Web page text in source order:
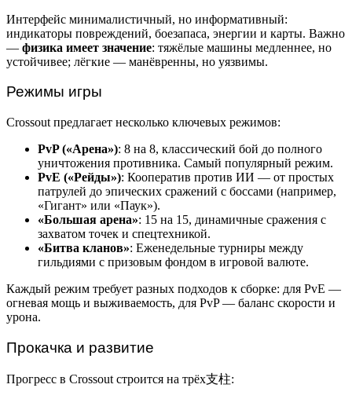
Интерфейс минималистичный, но информативный:
индикаторы повреждений, боезапаса, энергии и карты. Важно
— физика имеет значение: тяжёлые машины медленнее, но
устойчивее; лёгкие — манёвренны, но уязвимы.
Режимы игры
Crossout предлагает несколько ключевых режимов:
PvP («Арена»): 8 на 8, классический бой до полного
уничтожения противника. Самый популярный режим.
PvE («Рейды»): Кооператив против ИИ — от простых
патрулей до эпических сражений с боссами (например,
«Гигант» или «Паук»).
«Большая арена»: 15 на 15, динамичные сражения с
захватом точек и спецтехникой.
«Битва кланов»: Еженедельные турниры между
гильдиями с призовым фондом в игровой валюте.
Каждый режим требует разных подходов к сборке: для PvE —
огневая мощь и выживаемость, для PvP — баланс скорости и
урона.
Прокачка и развитие
Прогресс в Crossout строится на трёх支柱: